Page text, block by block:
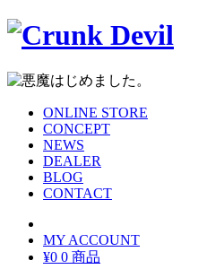
ONLINE STORE
CONCEPT
NEWS
DEALER
BLOG
CONTACT
MY ACCOUNT
¥0 0 商品